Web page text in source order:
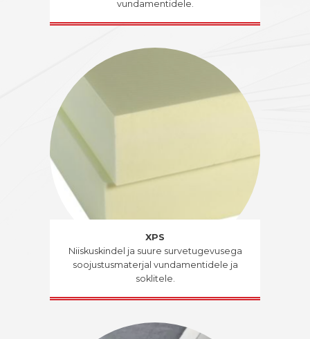
vundamentidele.
XPS
Niiskuskindel ja suure survetugevusega
soojustusmaterjal vundamentidele ja
soklitele.